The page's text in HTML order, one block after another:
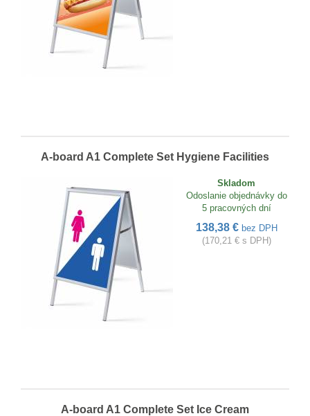
A-board A1 Complete Set Hygiene Facilities
Skladom
Odoslanie objednávky do
5 pracovných dní
138,38 € bez DPH
(170,21 € s DPH)
A-board A1 Complete Set Ice Cream